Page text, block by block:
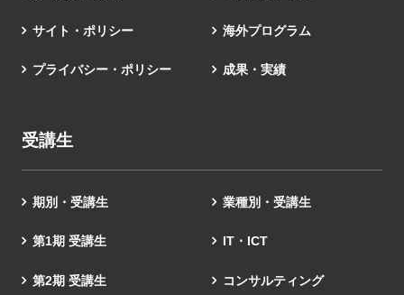
サイト・ポリシー
プライバシー・ポリシー
海外プログラム
成果・実績
受講生
期別・受講生
第1期 受講生
第2期 受講生
業種別・受講生
IT・ICT
コンサルティング